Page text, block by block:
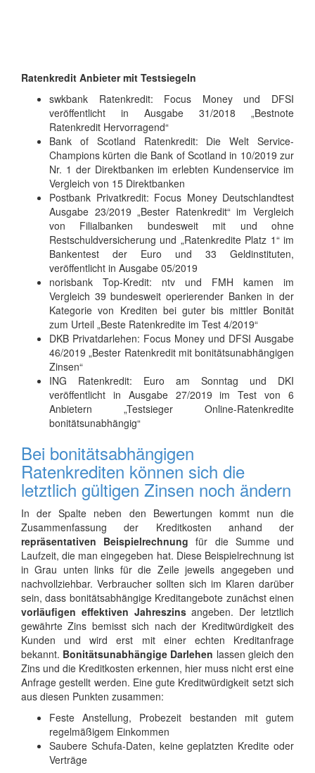
Ratenkredit Anbieter mit Testsiegeln
swkbank Ratenkredit: Focus Money und DFSI
veröffentlicht in Ausgabe 31/2018 „Bestnote
Ratenkredit Hervorragend“
Bank of Scotland Ratenkredit: Die Welt Service-
Champions kürten die Bank of Scotland in 10/2019 zur
Nr. 1 der Direktbanken im erlebten Kundenservice im
Vergleich von 15 Direktbanken
Postbank Privatkredit: Focus Money Deutschlandtest
Ausgabe 23/2019 „Bester Ratenkredit“ im Vergleich
von Filialbanken bundesweit mit und ohne
Restschuldversicherung und „Ratenkredite Platz 1“ im
Bankentest der Euro und 33 Geldinstituten,
veröffentlicht in Ausgabe 05/2019
norisbank Top-Kredit: ntv und FMH kamen im
Vergleich 39 bundesweit operierender Banken in der
Kategorie von Krediten bei guter bis mittler Bonität
zum Urteil „Beste Ratenkredite im Test 4/2019“
DKB Privatdarlehen: Focus Money und DFSI Ausgabe
46/2019 „Bester Ratenkredit mit bonitätsunabhängigen
Zinsen“
ING Ratenkredit: Euro am Sonntag und DKI
veröffentlicht in Ausgabe 27/2019 im Test von 6
Anbietern „Testsieger Online-Ratenkredite
bonitätsunabhängig“
Bei bonitätsabhängigen
Ratenkrediten können sich die
letztlich gültigen Zinsen noch ändern
In der Spalte neben den Bewertungen kommt nun die
Zusammenfassung der Kreditkosten anhand der
repräsentativen Beispielrechnung für die Summe und
Laufzeit, die man eingegeben hat. Diese Beispielrechnung ist
in Grau unten links für die Zeile jeweils angegeben und
nachvollziehbar. Verbraucher sollten sich im Klaren darüber
sein, dass bonitätsabhängige Kreditangebote zunächst einen
vorläufigen effektiven Jahreszinsangeben. Der letztlich
gewährte Zins bemisst sich nach der Kreditwürdigkeit des
Kunden und wird erst mit einer echten Kreditanfrage
bekannt. Bonitätsunabhängige Darlehen lassen gleich den
Zins und die Kreditkosten erkennen, hier muss nicht erst eine
Anfrage gestellt werden. Eine gute Kreditwürdigkeit setzt sich
aus diesen Punkten zusammen:
Feste Anstellung, Probezeit bestanden mit gutem
regelmäßigem Einkommen
Saubere Schufa-Daten, keine geplatzten Kredite oder
Verträge